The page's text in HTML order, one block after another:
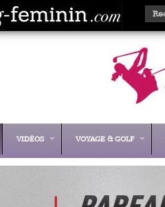
VIDÉOS VOYAGE & GOLF